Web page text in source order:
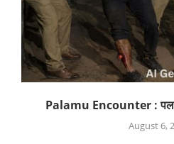
Palamu Encounter :
August 6,